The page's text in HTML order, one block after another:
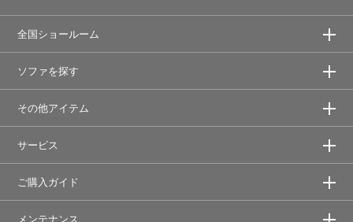
全国ショールーム
ソファを探す
その他アイテム
サービス
ご購入ガイド
メンテナンス